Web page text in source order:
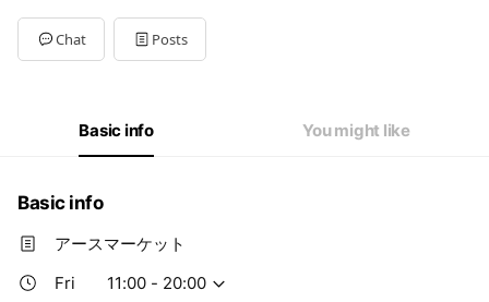
Sun11:00 - 20:00
Mon11:00 - 20:00
Tue
11:00 - 20:00
11:00 - 20:00
Chat Posts
Basic info You might like
Basic info
アースマーケット
Fri
11:00 - 20:00